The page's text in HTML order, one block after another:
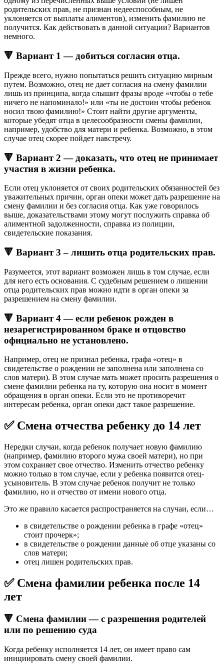
родительских прав, не признан недееспособным, не
уклоняется от выплаты алиментов), изменить фамилию не
получится. Как действовать в данной ситуации? Вариантов
немного.
🔻 Вариант 1 — добиться согласия отца.
Прежде всего, нужно попытаться решить ситуацию мирным
путем. Возможно, отец не дает согласия на смену фамилии
лишь из принципа, когда слышит фразы вроде «чтобы о тебе
ничего не напоминало!» или «ты не достоин чтобы ребенок
носил твою фамилию!» Стоит найти другие аргументы,
которые убедят отца в целесообразности смены фамилии,
например, удобство для матери и ребенка. Возможно, в этом
случае отец скорее пойдет навстречу.
🔻 Вариант 2 — доказать, что отец не принимает
участия в жизни ребенка.
Если отец уклоняется от своих родительских обязанностей без
уважительных причин, орган опеки может дать разрешение на
смену фамилии и без согласия отца. Как уже говорилось
выше, доказательствами этому могут послужить справка об
алиментной задолженности, справка из полиции,
свидетельские показания.
🔻 Вариант 3 – лишить отца родительских прав.
Разумеется, этот вариант возможен лишь в том случае, если
для него есть основания. С судебным решением о лишении
отца родительских прав можно идти в орган опеки за
разрешением на смену фамилии.
🔻 Вариант 4 — если ребенок рожден в
незарегистрированном браке и отцовство
официально не установлено.
Например, отец не признал ребенка, графа «отец» в
свидетельстве о рождении не заполнена или заполнена со
слов матери). В этом случае мать может просить разрешения о
смене фамилии ребенка на ту, которую она носит в момент
обращения в орган опеки. Если это не противоречит
интересам ребенка, орган опеки даст такое разрешение.
✅ Смена отчества ребенку до 14 лет
Нередки случаи, когда ребенок получает новую фамилию
(например, фамилию второго мужа своей матери), но при
этом сохраняет свое отчество. Изменить отчество ребенку
можно только в том случае, если у ребенка появится отец-
усыновитель. В этом случае ребенок получит не только
фамилию, но и отчество от имени нового отца.
Это же правило касается распространяется на случаи, если…
в свидетельстве о рождении ребенка в графе «отец»
стоит прочерк»;
в свидетельстве о рождении данные об отце указаны со
слов матери;
отец лишен родительских прав.
✅ Смена фамилии ребенка после 14
лет
🔻 Смена фамилии — с разрешения родителей
или по решению суда
Когда ребенку исполняется 14 лет, он имеет право сам
инициировать смену своей фамилии.